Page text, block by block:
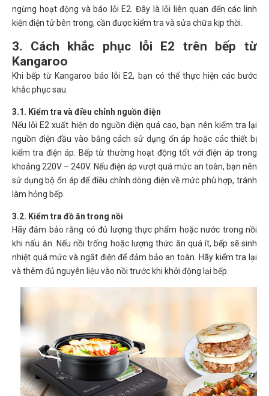
ngừng hoạt động và báo lỗi E2. Đây là lỗi liên quan đến các linh
kiện điện tử bên trong, cần được kiểm tra và sửa chữa kịp thời.
3. Cách khắc phục lỗi E2 trên bếp từ
Kangaroo
Khi bếp từ Kangaroo báo lỗi E2, bạn có thể thực hiện các bước
khắc phục sau:
3.1. Kiểm tra và điều chỉnh nguồn điện
Nếu lỗi E2 xuất hiện do nguồn điện quá cao, bạn nên kiểm tra lại
nguồn điện đầu vào bằng cách sử dụng ổn áp hoặc các thiết bị
kiểm tra điện áp. Bếp từ thường hoạt động tốt với điện áp trong
khoảng 220V – 240V. Nếu điện áp vượt quá mức an toàn, bạn nên
sử dụng bộ ổn áp để điều chỉnh dòng điện về mức phù hợp, tránh
làm hỏng bếp.
3.2. Kiểm tra đồ ăn trong nồi
Hãy đảm bảo rằng có đủ lượng thực phẩm hoặc nước trong nồi
khi nấu ăn. Nếu nồi trống hoặc lượng thức ăn quá ít, bếp sẽ sinh
nhiệt quá mức và ngắt điện để đảm bảo an toàn. Hãy kiểm tra lại
và thêm đủ nguyên liệu vào nồi trước khi khởi động lại bếp.